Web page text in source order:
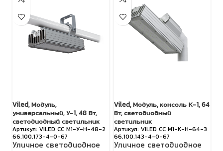
Viled, Модуль,
универсальный, У-1, 48 Вт,
светодиодный светильник
VILED СС М1-У-Н-48-2
66.100.173-4-0-67
Уличное светодиодное
Viled, Модуль, консоль К-1, 64
Вт, светодиодный
светильник
VILED СС М1-К-Н-64-3
66.100.143-4-0-67
Уличное светодиодное